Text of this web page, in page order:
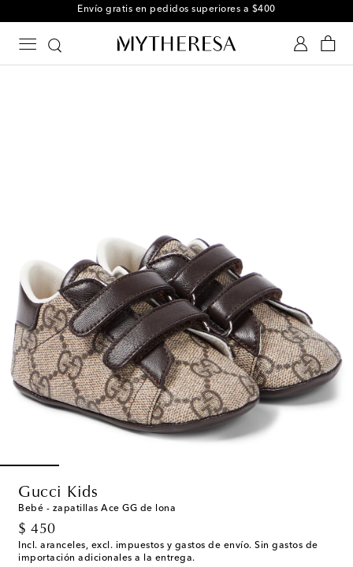
Envío gratis en pedidos superiores a $400
Gucci Kids
Bebé - zapatillas Ace GG de lona
$ 450
original price
Incl. aranceles, excl. impuestos y gastos de envío. Sin gastos de
importación adicionales a la entrega.